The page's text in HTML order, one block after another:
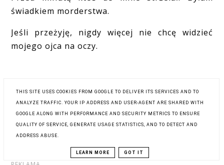
świadkiem morderstwa.
Jeśli przeżyję, nigdy więcej nie chcę widzieć
mojego ojca na oczy.
Zainteresowani? ;) To zamówić możecie sobie
całą książkę:
THIS SITE USES COOKIES FROM GOOGLE TO DELIVER ITS SERVICES AND TO
ANALYZE TRAFFIC. YOUR IP ADDRESS AND USER-AGENT ARE SHARED WITH
GOOGLE ALONG WITH PERFORMANCE AND SECURITY METRICS TO ENSURE
QUALITY OF SERVICE, GENERATE USAGE STATISTICS, AND TO DETECT AND
ADDRESS ABUSE.
LEARN MORE GOT IT